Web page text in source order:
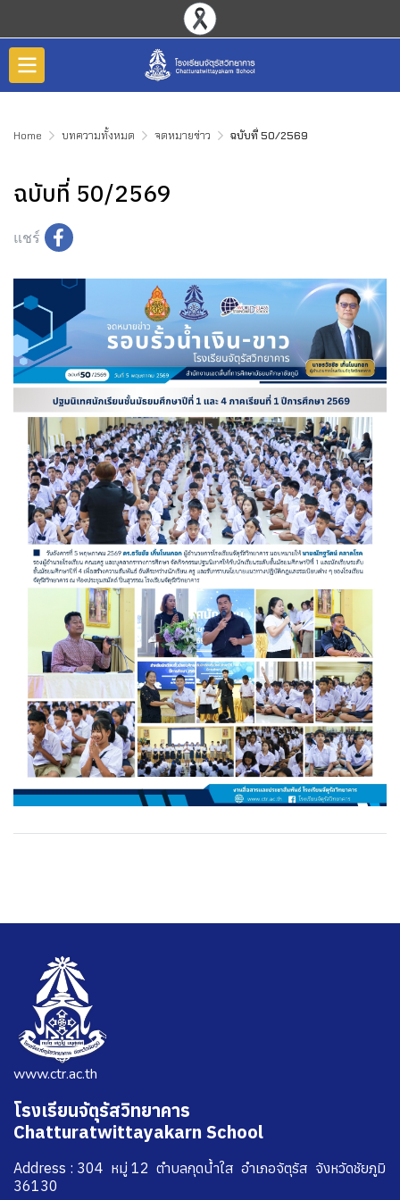
Home บทความทั้งหมด จดหมายข่าว ฉบับที่ 50/2569
ฉบับที่ 50/2569
แชร์
www.ctr.ac.th
โรงเรียนจัตุรัสวิทยาคาร
Chatturatwittayakarn School
Address : 304 หมู่ 12 ตำบลกุดน้ำใส อำเภอจัตุรัส จังหวัดชัยภูมิ
36130